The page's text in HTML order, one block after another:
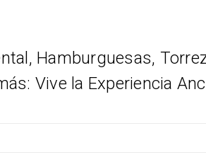
Hamburguesas,
Vive la Experiencia